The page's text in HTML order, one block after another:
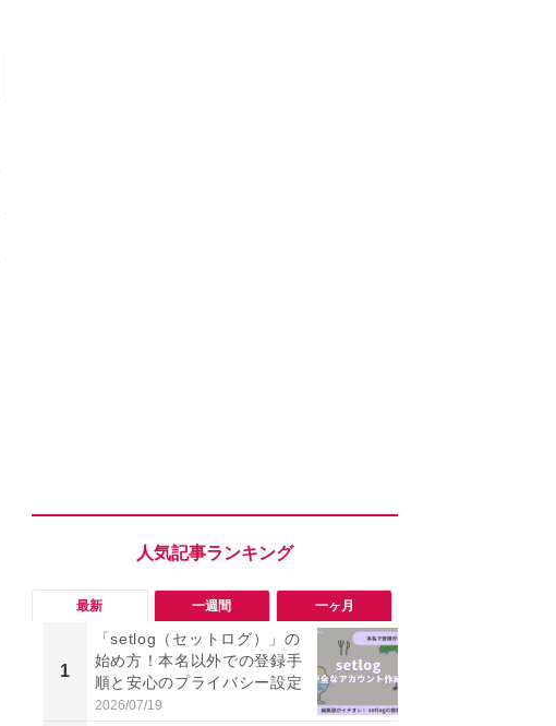
最新 一週間 一ヶ月
1
「setlog（セットログ）」の
始め方！本名以外での登録手
順と安心のプライバシー設定
2026/07/19